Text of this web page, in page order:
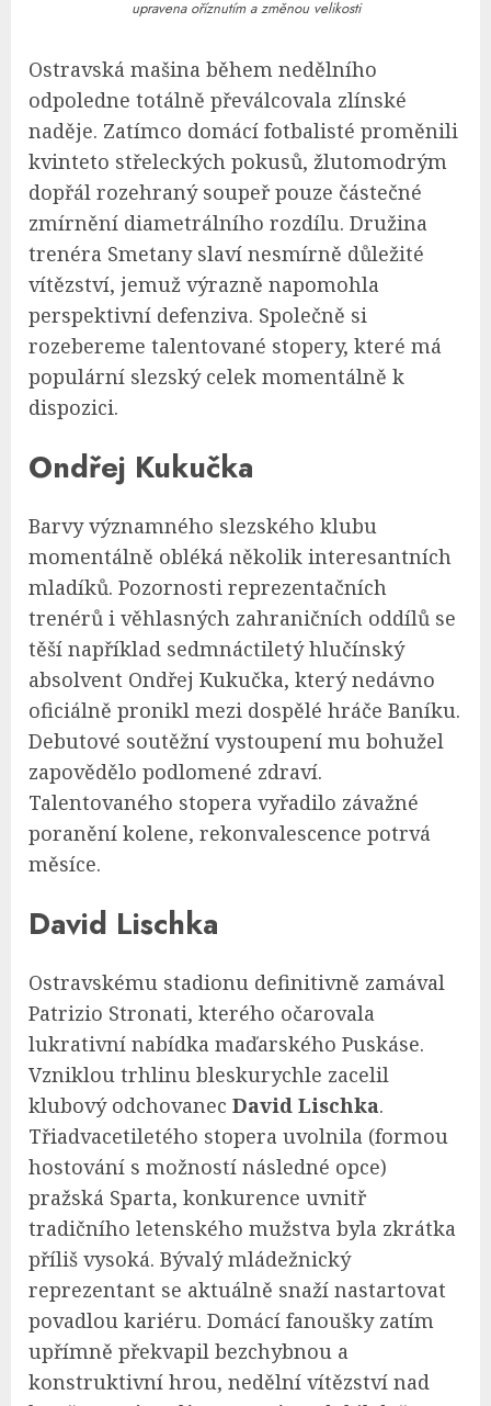
upravena oříznutím a změnou velikosti
Ostravská mašina během nedělního
odpoledne totálně převálcovala zlínské
naděje. Zatímco domácí fotbalisté proměnili
kvinteto střeleckých pokusů, žlutomodrým
dopřál rozehraný soupeř pouze částečné
zmírnění diametrálního rozdílu. Družina
trenéra Smetany slaví nesmírně důležité
vítězství, jemuž výrazně napomohla
perspektivní defenziva. Společně si
rozebereme talentované stopery, které má
populární slezský celek momentálně k
dispozici.
Ondřej Kukučka
Barvy významného slezského klubu
momentálně obléká několik interesantních
mladíků. Pozornosti reprezentačních
trenérů i věhlasných zahraničních oddílů se
těší například sedmnáctiletý hlučínský
absolvent Ondřej Kukučka, který nedávno
oficiálně pronikl mezi dospělé hráče Baníku.
Debutové soutěžní vystoupení mu bohužel
zapovědělo podlomené zdraví.
Talentovaného stopera vyřadilo závažné
poranění kolene, rekonvalescence potrvá
měsíce.
David Lischka
Ostravskému stadionu definitivně zamával
Patrizio Stronati, kterého očarovala
lukrativní nabídka maďarského Puskáse.
Vzniklou trhlinu bleskurychle zacelil
klubový odchovanec David Lischka.
Třiadvacetiletého stopera uvolnila (formou
hostování s možností následné opce)
pražská Sparta, konkurence uvnitř
tradičního letenského mužstva byla zkrátka
příliš vysoká. Bývalý mládežnický
reprezentant se aktuálně snaží nastartovat
povadlou kariéru. Domácí fanoušky zatím
upřímně překvapil bezchybnou a
konstruktivní hrou, nedělní vítězství nad